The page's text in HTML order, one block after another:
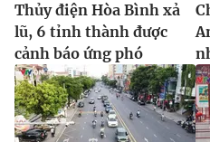
Cơ quan báo chí:Thời báo VTV
Giấy phép hoạt động báo in và
cấp ngày 29/12/2023
Tổng Biên tập:Vũ Thanh Thủy
Phó Tổng Biên tập:
Nguyễn Thị
Nguyễn Trọng Ninh
Thủy điện Hòa Bình xả
lũ, 6 tỉnh thành được
cảnh báo ứng phó